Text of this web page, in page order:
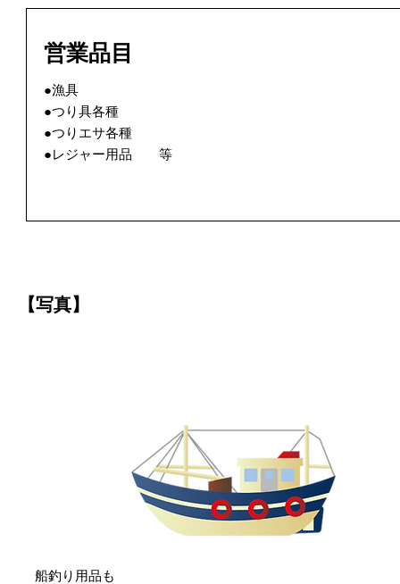
営業品目
●漁具
●つり具各種
●つりエサ各種
●レジャー用品 等
【写真】
船釣り用品も